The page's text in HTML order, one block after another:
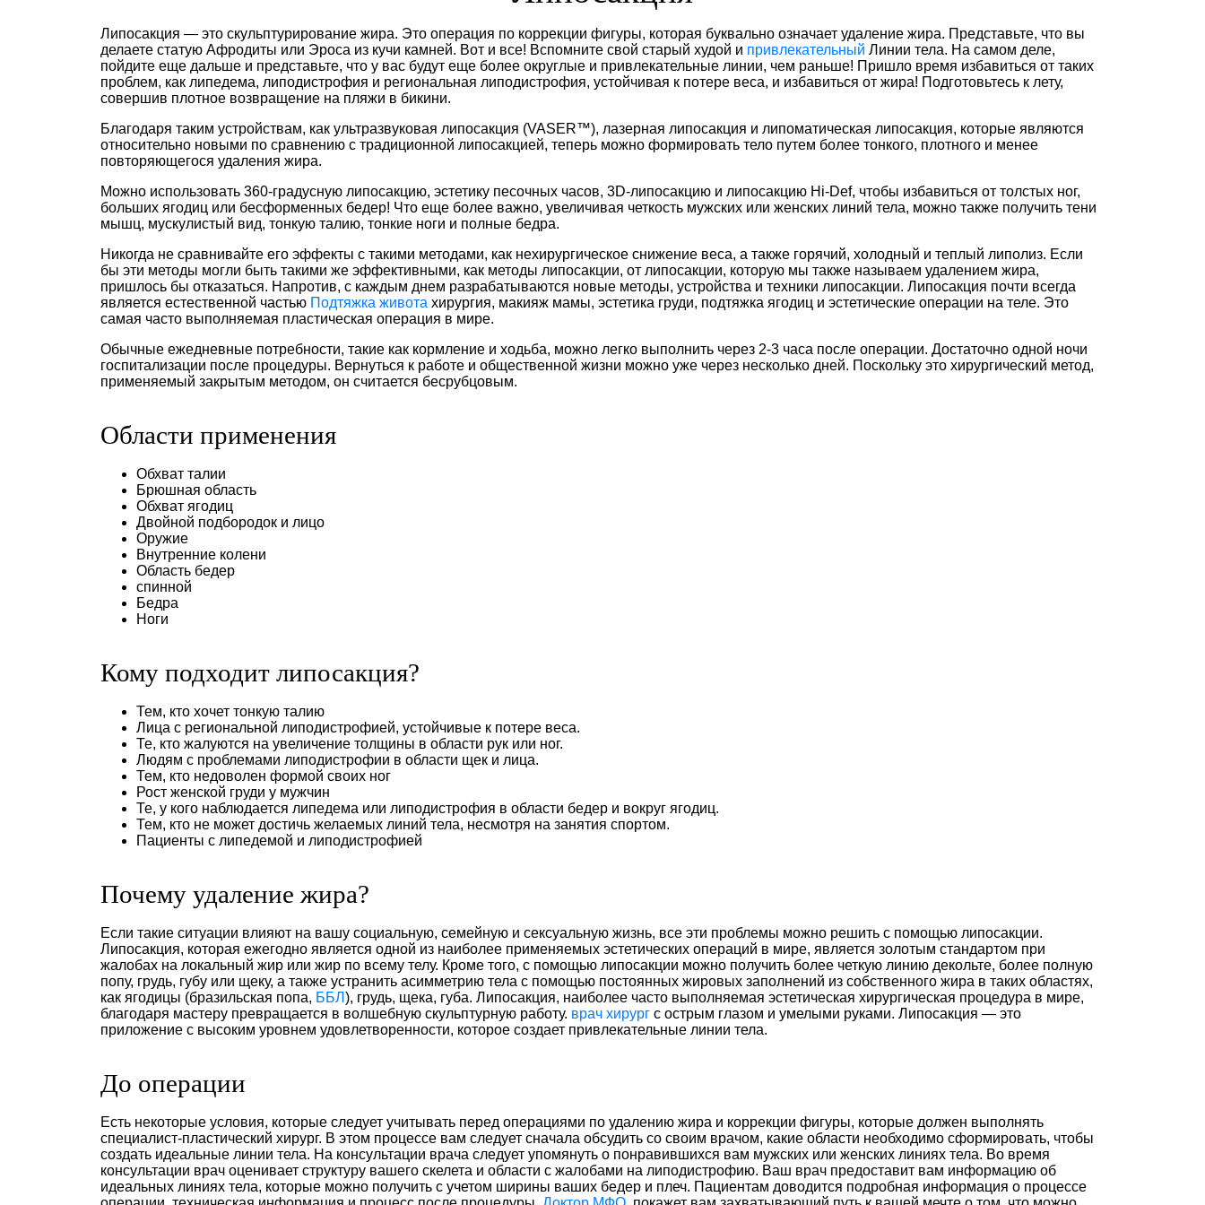
Липосакция — это скульптурирование жира. Это операция по коррекции фигуры, которая буквально означает удаление жира. Представьте, что вы
делаете статую Афродиты или Эроса из кучи камней. Вот и все! Вспомните свой старый худой и привлекательный Линии тела. На самом деле,
пойдите еще дальше и представьте, что у вас будут еще более округлые и привлекательные линии, чем раньше! Пришло время избавиться от таких
проблем, как липедема, липодистрофия и региональная липодистрофия, устойчивая к потере веса, и избавиться от жира! Подготовьтесь к лету,
совершив плотное возвращение на пляжи в бикини.
Благодаря таким устройствам, как ультразвуковая липосакция (VASER™), лазерная липосакция и липоматическая липосакция, которые являются
относительно новыми по сравнению с традиционной липосакцией, теперь можно формировать тело путем более тонкого, плотного и менее
повторяющегося удаления жира.
Можно использовать 360-градусную липосакцию, эстетику песочных часов, 3D-липосакцию и липосакцию Hi-Def, чтобы избавиться от толстых ног,
больших ягодиц или бесформенных бедер! Что еще более важно, увеличивая четкость мужских или женских линий тела, можно также получить тени
мышц, мускулистый вид, тонкую талию, тонкие ноги и полные бедра.
Никогда не сравнивайте его эффекты с такими методами, как нехирургическое снижение веса, а также горячий, холодный и теплый липолиз. Если
бы эти методы могли быть такими же эффективными, как методы липосакции, от липосакции, которую мы также называем удалением жира,
пришлось бы отказаться. Напротив, с каждым днем разрабатываются новые методы, устройства и техники липосакции. Липосакция почти всегда
является естественной частью Подтяжка живота хирургия, макияж мамы, эстетика груди, подтяжка ягодиц и эстетические операции на теле. Это
самая часто выполняемая пластическая операция в мире.
Обычные ежедневные потребности, такие как кормление и ходьба, можно легко выполнить через 2-3 часа после операции. Достаточно одной ночи
госпитализации после процедуры. Вернуться к работе и общественной жизни можно уже через несколько дней. Поскольку это хирургический метод,
применяемый закрытым методом, он считается бесрубцовым.
Области применения
Обхват талии
Брюшная область
Обхват ягодиц
Двойной подбородок и лицо
Оружие
Внутренние колени
Область бедер
спинной
Бедра
Ноги
Кому подходит липосакция?
Тем, кто хочет тонкую талию
Лица с региональной липодистрофией, устойчивые к потере веса.
Те, кто жалуются на увеличение толщины в области рук или ног.
Людям с проблемами липодистрофии в области щек и лица.
Тем, кто недоволен формой своих ног
Рост женской груди у мужчин
Те, у кого наблюдается липедема или липодистрофия в области бедер и вокруг ягодиц.
Тем, кто не может достичь желаемых линий тела, несмотря на занятия спортом.
Пациенты с липедемой и липодистрофией
Почему удаление жира?
Если такие ситуации влияют на вашу социальную, семейную и сексуальную жизнь, все эти проблемы можно решить с помощью липосакции.
Липосакция, которая ежегодно является одной из наиболее применяемых эстетических операций в мире, является золотым стандартом при
жалобах на локальный жир или жир по всему телу. Кроме того, с помощью липосакции можно получить более четкую линию декольте, более полную
попу, грудь, губу или щеку, а также устранить асимметрию тела с помощью постоянных жировых заполнений из собственного жира в таких областях,
как ягодицы (бразильская попа, ББЛ), грудь, щека, губа. Липосакция, наиболее часто выполняемая эстетическая хирургическая процедура в мире,
благодаря мастеру превращается в волшебную скульптурную работу. врач хирург с острым глазом и умелыми руками. Липосакция — это
приложение с высоким уровнем удовлетворенности, которое создает привлекательные линии тела.
До операции
Есть некоторые условия, которые следует учитывать перед операциями по удалению жира и коррекции фигуры, которые должен выполнять
специалист-пластический хирург. В этом процессе вам следует сначала обсудить со своим врачом, какие области необходимо сформировать, чтобы
создать идеальные линии тела. На консультации врача следует упомянуть о понравившихся вам мужских или женских линиях тела. Во время
консультации врач оценивает структуру вашего скелета и области с жалобами на липодистрофию. Ваш врач предоставит вам информацию об
идеальных линиях тела, которые можно получить с учетом ширины ваших бедер и плеч. Пациентам доводится подробная информация о процессе